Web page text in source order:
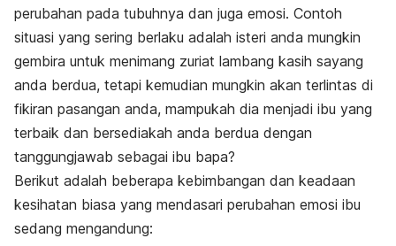
perubahan pada tubuhnya dan juga emosi. Contoh
situasi yang sering berlaku adalah isteri anda mungkin
gembira untuk menimang zuriat lambang kasih sayang
anda berdua, tetapi kemudian mungkin akan terlintas di
fikiran pasangan anda, mampukah dia menjadi ibu yang
terbaik dan bersediakah anda berdua dengan
tanggungjawab sebagai ibu bapa?
Berikut adalah beberapa kebimbangan dan keadaan
kesihatan biasa yang mendasari perubahan emosi ibu
sedang mengandung: